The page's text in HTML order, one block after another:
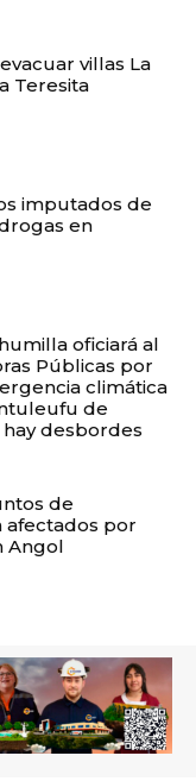
villas La
Teresita
imputados de
en
oficiará al
Públicas por
climática
de
desbordes
de
afectados por
Angol